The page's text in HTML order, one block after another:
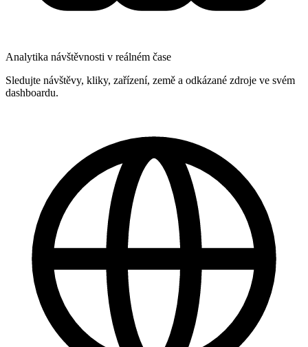
Analytika návštěvnosti v reálném čase
Sledujte návštěvy, kliky, zařízení, země a odkázané zdroje ve svém
dashboardu.